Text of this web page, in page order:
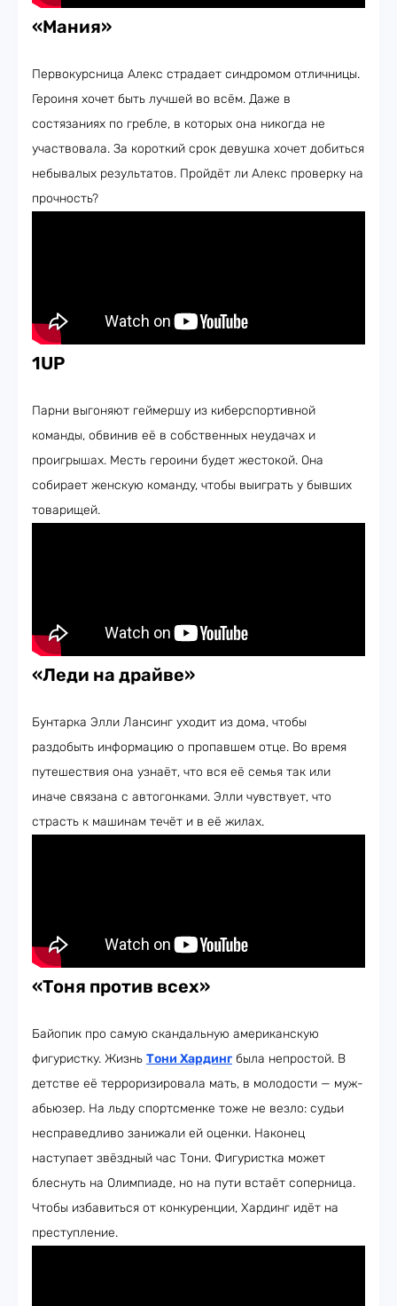
«Мания»
Первокурсница Алекс страдает синдромом отличницы.
Героиня хочет быть лучшей во всём. Даже в
состязаниях по гребле, в которых она никогда не
участвовала. За короткий срок девушка хочет добиться
небывалых результатов. Пройдёт ли Алекс проверку на
прочность?
1UP
Парни выгоняют геймершу из киберспортивной
команды, обвинив её в собственных неудачах и
проигрышах. Месть героини будет жестокой. Она
собирает женскую команду, чтобы выиграть у бывших
товарищей.
«Леди на драйве»
Бунтарка Элли Лансинг уходит из дома, чтобы
раздобыть информацию о пропавшем отце. Во время
путешествия она узнаёт, что вся её семья так или
иначе связана с автогонками. Элли чувствует, что
страсть к машинам течёт и в её жилах.
«Тоня против всех»
Байопик про самую скандальную американскую
фигуристку. Жизнь Тони Хардингбыла непростой. В
детстве её терроризировала мать, в молодости — муж-
абьюзер. На льду спортсменке тоже не везло: судьи
несправедливо занижали ей оценки. Наконец
наступает звёздный час Тони. Фигуристка может
блеснуть на Олимпиаде, но на пути встаёт соперница.
Чтобы избавиться от конкуренции, Хардинг идёт на
преступление.